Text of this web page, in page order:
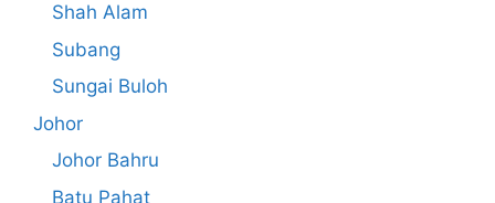
Shah Alam
Subang
Sungai Buloh
Johor
Johor Bahru
Batu Pahat